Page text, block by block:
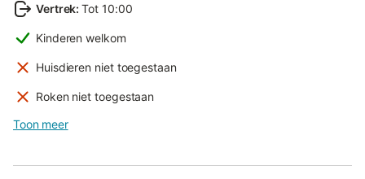
Vertrek: Tot 10:00
Kinderen welkom
Huisdieren niet toegestaan
Roken niet toegestaan
Toon meer